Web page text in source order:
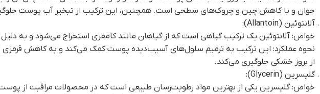
جوان و با کاهش چین و چروک‌های سطحی است. همچنین، این ترکیب از تبخیر آب پوست
آلانتوئین (Allantoin):
خواص: آلانتوئین یک ترکیب گیاهی است که از گیاهان مانند کامفری استخراج می‌شود و به
نحوه عملکرد: این ترکیب به ترمیم سلول‌های آسیب‌دیده پوست کمک می‌کند و به کاهش قرمزی
از بروز خشکی جلوگیری می‌کند.
گلیسرین (Glycerin):
خواص: گلیسرین یکی از بهترین مواد رطوبت‌رسان طبیعی است که در محصولات مراقبت از